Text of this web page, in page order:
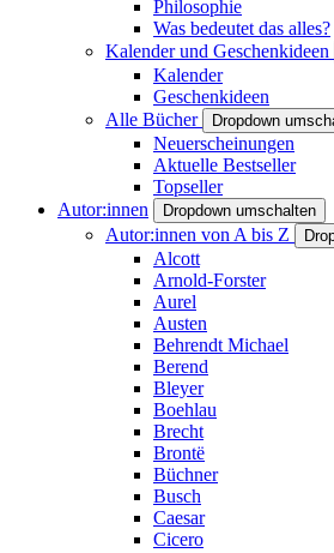
Philosophie
Was bedeutet das alles?
Kalender und Geschenkideen
Kalender
Geschenkideen
Alle Bücher
Dropdown
Neuerscheinungen
Aktuelle Bestseller
Topseller
Autor:innen
Dropdown umschalten
Autor:innen von A bis Z
Alcott
Arnold-Forster
Aurel
Austen
Behrendt Michael
Berend
Bleyer
Boehlau
Brecht
Brontë
Büchner
Busch
Caesar
Cicero